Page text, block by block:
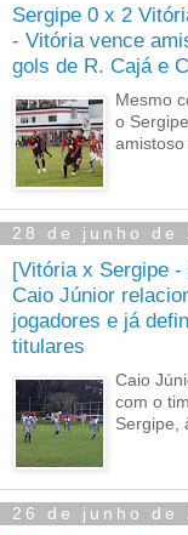
Sergipe 0 x 2
- Vitória vence
gols de R. Cajá e
Mesmo
o
amistoso
28 de junho de
[Vitória x Sergipe -
Caio Júnior
jogadores e já
titulares
Caio
com o
Sergipe,
26 de junho de